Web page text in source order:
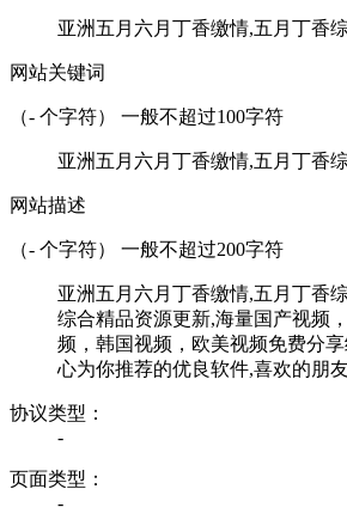
亚洲五月六月丁香缴情,五月丁香
网站关键词
（- 个字符） 一般不超过100字符
亚洲五月六月丁香缴情,五月丁香
网站描述
（- 个字符） 一般不超过200字符
亚洲五月六月丁香缴情,五月丁香
综合精品资源更新,海量国产视频
频，韩国视频，欧美视频免费分
心为你推荐的优良软件,喜欢的朋
协议类型：
-
页面类型：
-